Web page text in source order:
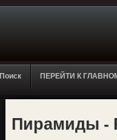
Поиск ПЕРЕЙТИ К
Пирамиды -